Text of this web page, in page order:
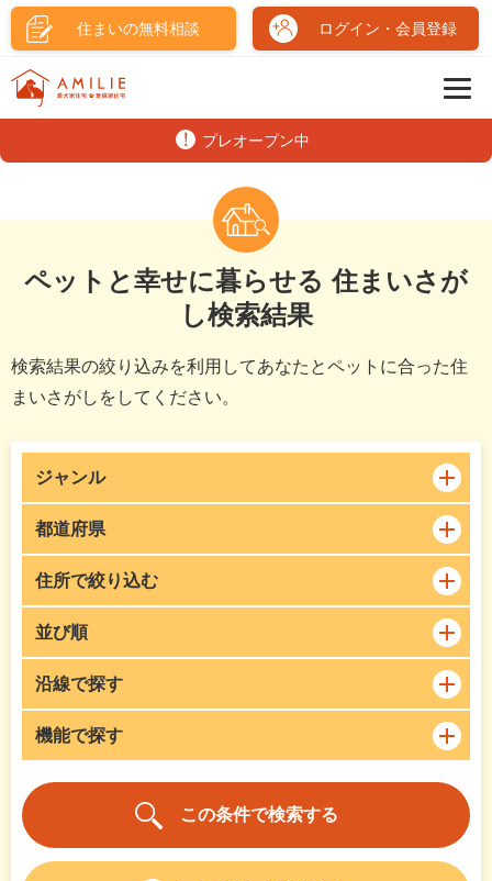
住まいの無料相談 ログイン・会員登録
プレオープン中
ペットと幸せに暮らせる 住まいさが
し検索結果
検索結果の絞り込みを利用してあなたとペットに合った住
まいさがしをしてください。
ジャンル
都道府県
住所で絞り込む
並び順
沿線で探す
機能で探す